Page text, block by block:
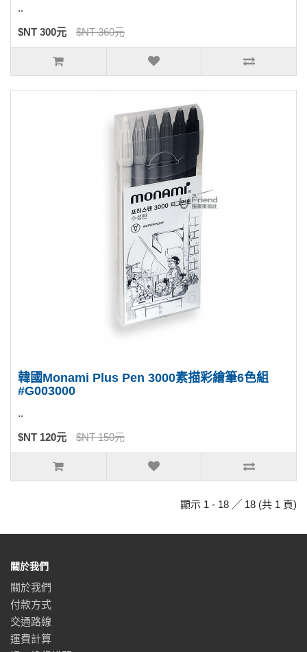
..
$NT 300元 $NT 360元
韓國Monami Plus Pen 3000素描彩繪筆6色組
#G003000
..
$NT 120元 $NT 150元
顯示 1 - 18 ╱ 18 (共 1 頁)
關於我們
關於我們
付款方式
交通路線
運費計算